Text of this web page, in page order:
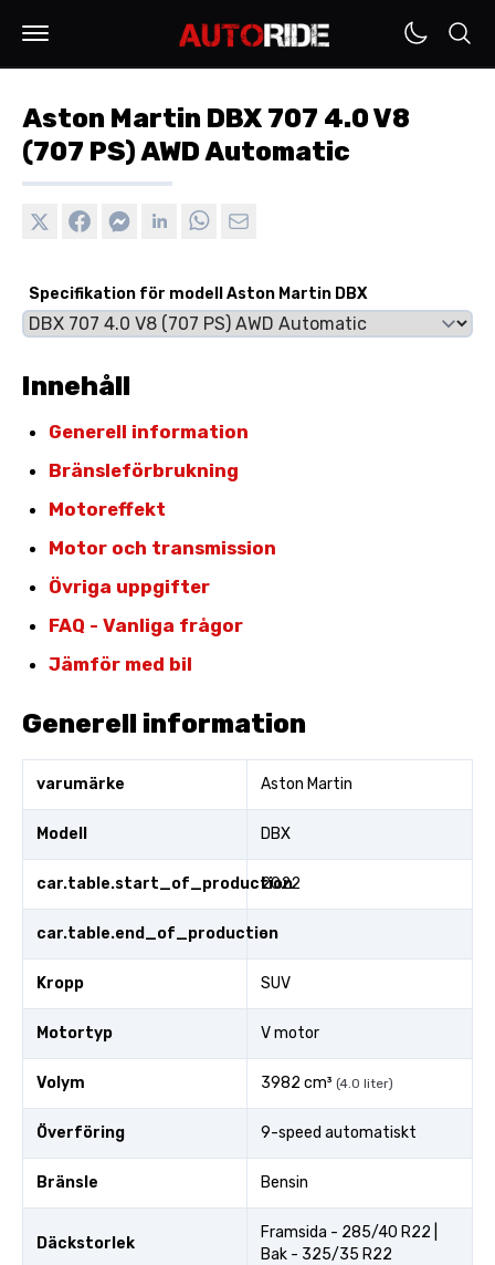
Aston Martin DBX 707 4.0 V8
(707 PS) AWD Automatic
Specifikation för modell Aston Martin DBX
Innehåll
Generell information
Bränsleförbrukning
Motoreffekt
Motor och transmission
Övriga uppgifter
FAQ - Vanliga frågor
Jämför med bil
Generell information
varumärke Aston Martin
Modell DBX
car.table.start_of_production
2022
car.table.end_of_production
-
Kropp SUV
Motortyp V motor
Volym 3982 cm³ (4.0 liter)
Överföring 9-speed automatiskt
Bränsle Bensin
Däckstorlek
Framsida - 285/40 R22 |
Bak - 325/35 R22